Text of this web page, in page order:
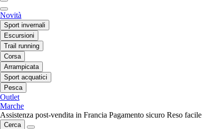
Novità
Sport invernali
Escursioni
Trail running
Corsa
Arrampicata
Sport acquatici
Pesca
Outlet
Marche
Assistenza post-vendita in Francia Pagamento sicuro Reso facile
Cerca